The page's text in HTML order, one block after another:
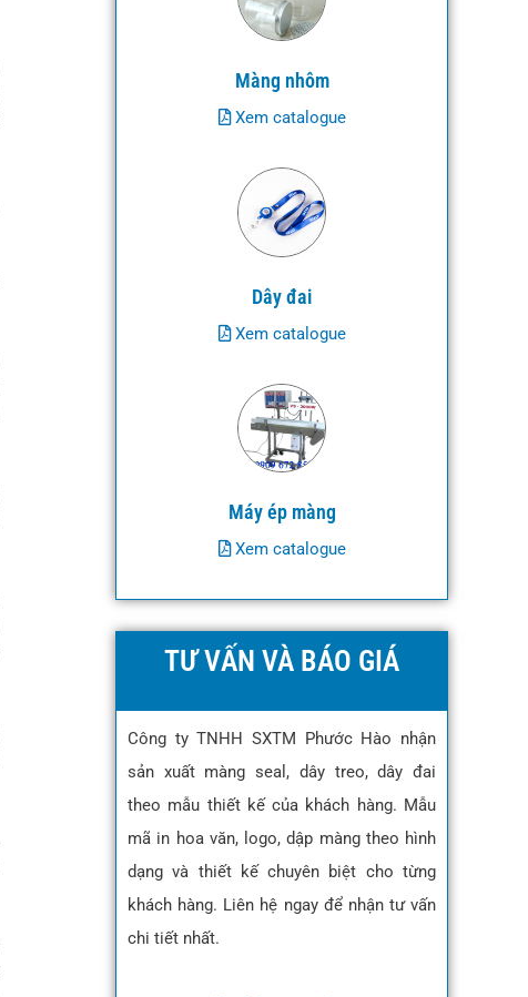
Màng nhôm
Xem catalogue
Dây đai
Xem catalogue
Máy ép màng
Xem catalogue
TƯ VẤN VÀ BÁO GIÁ
Công ty TNHH SXTM Phước Hào nhận
sản xuất màng seal, dây treo, dây đai
theo mẫu thiết kế của khách hàng. Mẫu
mã in hoa văn, logo, dập màng theo hình
dạng và thiết kế chuyên biệt cho từng
khách hàng. Liên hệ ngay để nhận tư vấn
chi tiết nhất.